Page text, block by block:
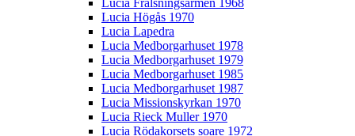
Lucia Frälsningsarmen 1968
Lucia Högås 1970
Lucia Lapedra
Lucia Medborgarhuset 1978
Lucia Medborgarhuset 1979
Lucia Medborgarhuset 1985
Lucia Medborgarhuset 1987
Lucia Missionskyrkan 1970
Lucia Rieck Muller 1970
Lucia Rödakorsets soare 1972